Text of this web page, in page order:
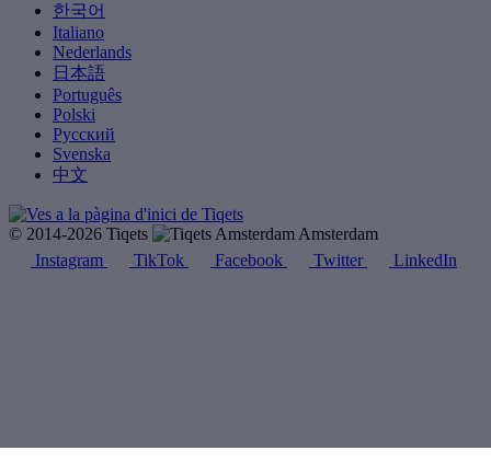
한국어
Italiano
Nederlands
日本語
Português
Polski
Русский
Svenska
中文
© 2014-2026 Tiqets
Amsterdam
Instagram
TikTok Facebook Twitter LinkedIn